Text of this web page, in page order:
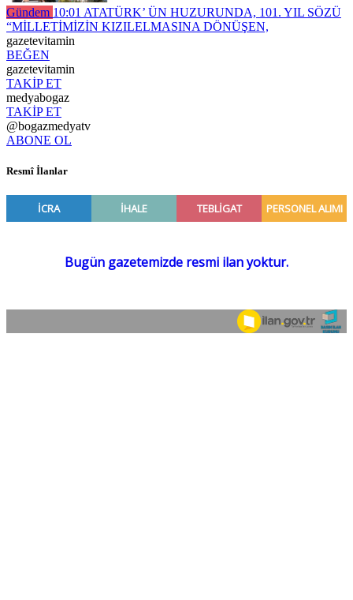
Gündem 10:01 ATATÜRK’ ÜN HUZURUNDA, 101. YIL SÖZÜ
“MİLLETİMİZİN KIZILELMASINA DÖNÜŞEN,
gazetevitamin
BEĞEN
gazetevitamin
TAKİP ET
medyabogaz
TAKİP ET
@bogazmedyatv
ABONE OL
Resmî İlanlar